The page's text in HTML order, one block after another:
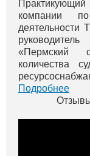
компании
«Пермский
количества
оспариванию
г. Перми. Вы
Подробнее